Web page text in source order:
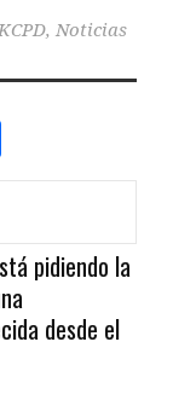
, Noticias
pidiendo la
desde el